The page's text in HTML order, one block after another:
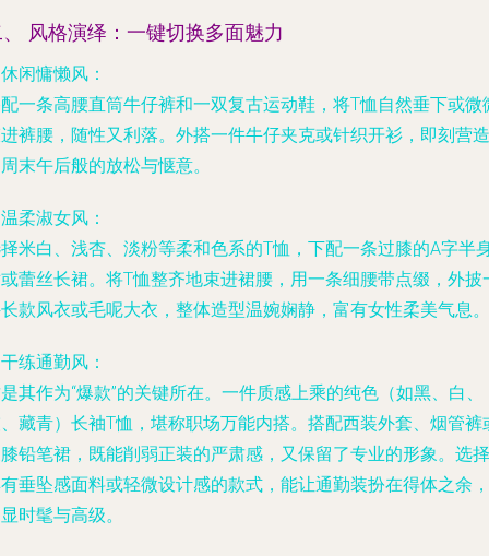
风格演绎：一键切换多面魅力
休闲慵懒风 ：
一条高腰直筒牛仔裤和一双复古运动鞋，将T恤自然垂下或微
裤腰，随性又利落。外搭一件牛仔夹克或针织开衫，即刻营造
末午后般的放松与惬意。
温柔淑女风 ：
米白、浅杏、淡粉等柔和色系的T恤，下配一条过膝的A字半
蕾丝长裙。将T恤整齐地束进裙腰，用一条细腰带点缀，外披
款风衣或毛呢大衣，整体造型温婉娴静，富有女性柔美气息。
干练通勤风 ：
其作为“爆款”的关键所在。一件质感上乘的纯色（如黑、白、
藏青）长袖T恤，堪称职场万能内搭。搭配西装外套、烟管裤
铅笔裙，既能削弱正装的严肃感，又保留了专业的形象。选择
垂坠感面料或轻微设计感的款式，能让通勤装扮在得体之余，
时髦与高级。